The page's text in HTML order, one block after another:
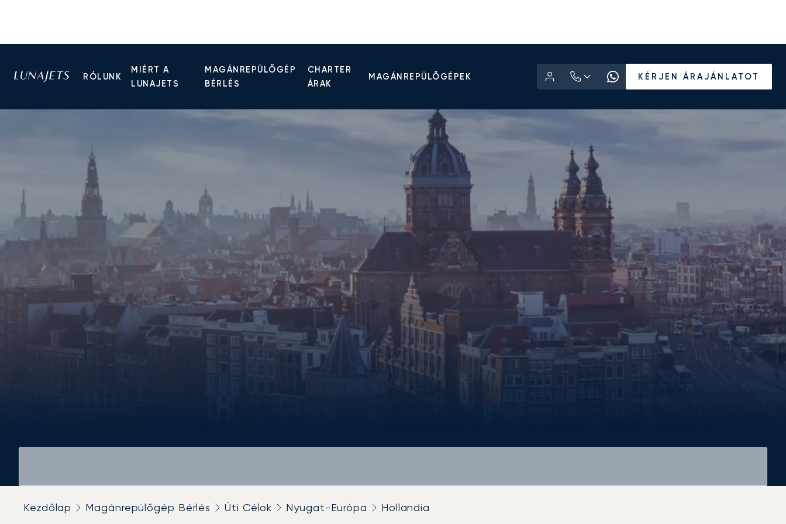
RÓLUNK
MIÉRT A
LUNAJETS
MAGÁNREPÜLŐGÉP
BÉRLÉS
CHARTER
ÁRAK
MAGÁNREPÜLŐGÉPEK KÉRJEN ÁRAJÁNLATOT
Kezdőlap Magánrepülőgép Bérlés Úti Célok Nyugat-Európa Hollandia